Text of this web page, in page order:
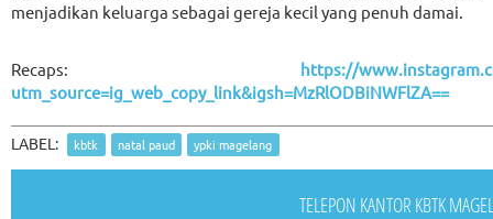
menjadikan keluarga sebagai gereja kecil yang penuh damai.
Recaps: https://
utm_source=ig_web_copy_link&igsh=MzRlODBiNWFlZA==
LABEL: kbtk natal paud ypki magelang
TELEPON KANTOR KBTK